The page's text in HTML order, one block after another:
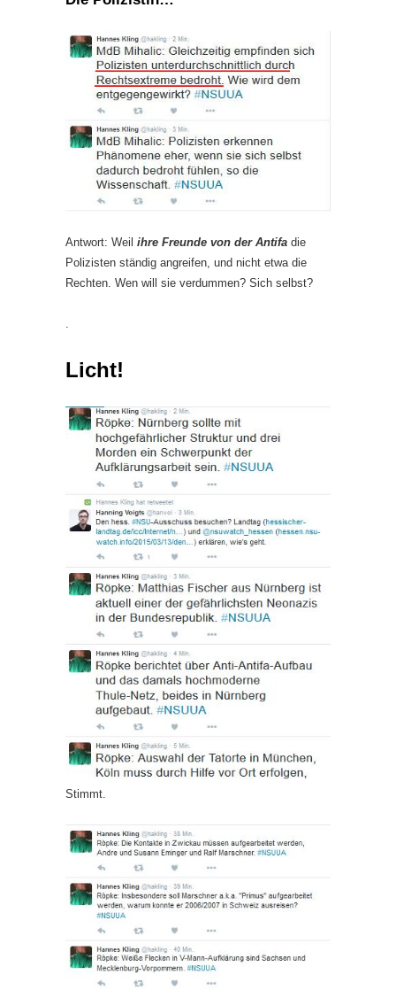
Antwort: Weil ihre Freunde von der Antifa die
Polizisten ständig angreifen, und nicht etwa die
Rechten. Wen will sie verdummen? Sich selbst?
.
Licht!
Stimmt.